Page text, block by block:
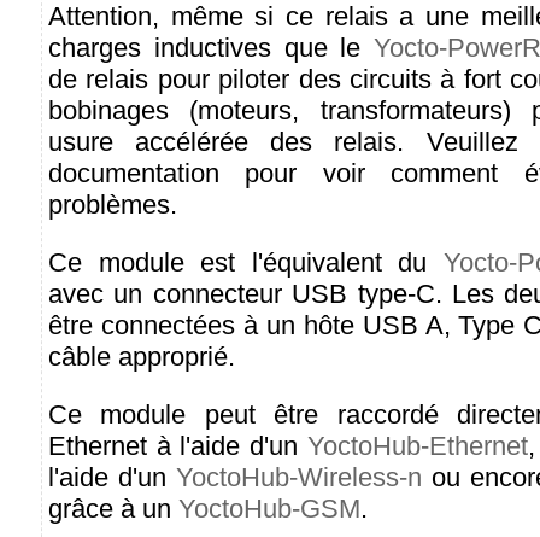
Attention, même si ce relais a une
charges inductives que leYocto-
de relais pour piloter des circuits à fort
bobinages (moteurs,
usure accélérée des relais.
documentation pour voir
problèmes.
Ce module est l'équivalent du Yocto-
avec un connecteur USB type-C. Les
être connectées à un hôte USB A, Type
câble approprié.
Ce module peut être raccordé
Ethernet à l'aide d'un YoctoHub-Ethernet
l'aide d'un YoctoHub-Wireless-n ou
grâce à un YoctoHub-GSM.